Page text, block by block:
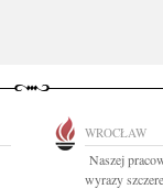
WROCŁAW
Naszej
wyrazy